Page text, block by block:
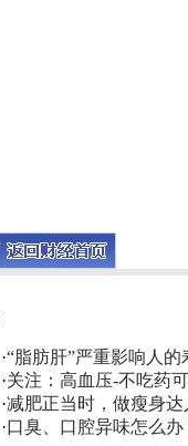
·“脂肪肝”严重影响人
·关注：高血压-不吃药
·减肥正当时，做瘦身达
·口臭、口腔异味怎么办